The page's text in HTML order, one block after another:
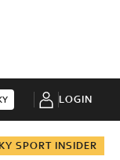
LOGIN
SPORT INSIDER